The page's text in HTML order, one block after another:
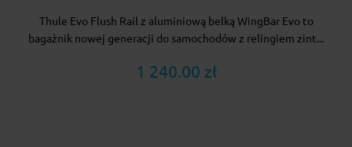
Thule Evo Flush Rail z aluminiową belką WingBar Evo to
bagażnik nowej generacji do samochodów z relingiem zint...
1 240.00 zł